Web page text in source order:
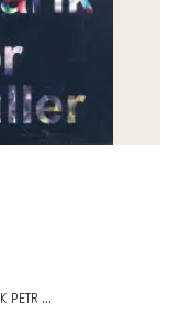
petr ...